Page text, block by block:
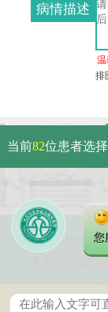
病情描述
排
本网站信息
当前82位患者选
您